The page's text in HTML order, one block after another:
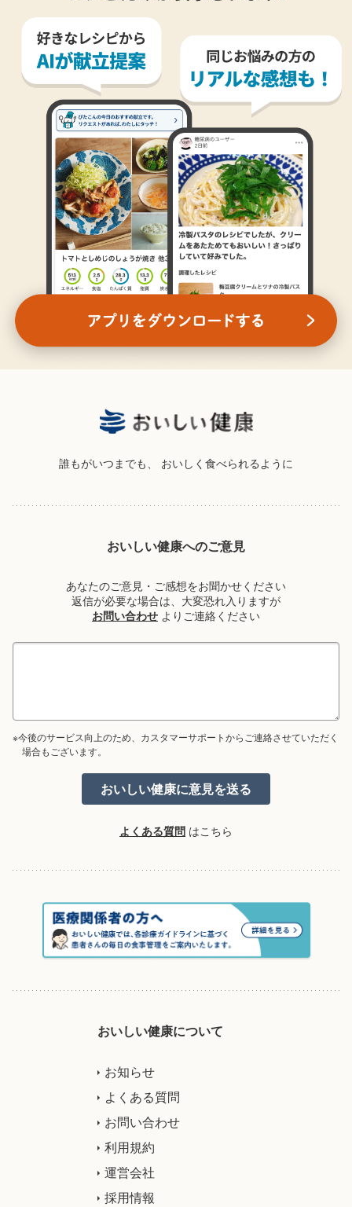
誰もがいつまでも、 おいしく食べられるように
おいしい健康へのご意見
あなたのご意見・ご感想をお聞かせください
返信が必要な場合は、大変恐れ入りますが
お問い合わせ よりご連絡ください
※今後のサービス向上のため、カスタマーサポートからご連絡させていただく
場合もございます。
よくある質問 はこちら
おいしい健康について
お知らせ
よくある質問
お問い合わせ
利用規約
運営会社
採用情報